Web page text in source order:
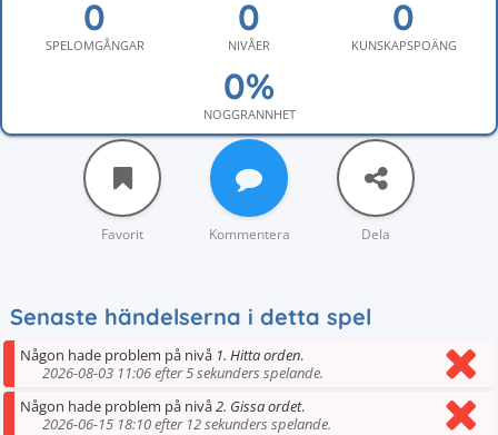
SPELOMGÅNGAR NIVÅER KUNSKAPSPOÄNG
NOGGRANNHET
Favorit Kommentera Dela
Senaste händelserna i detta spel
Någon hade problem på nivå 1. Hitta orden.
2026-08-03 11:06 efter 5 sekunders spelande.
Någon hade problem på nivå2. Gissa ordet.
2026-06-15 18:10 efter 12 sekunders spelande.